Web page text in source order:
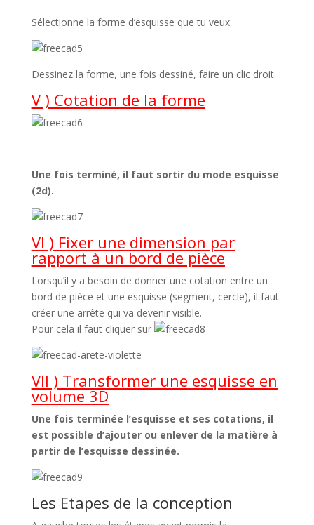
Sélectionne la forme d’esquisse que tu veux
Dessinez la forme, une fois dessiné, faire un clic droit.
V ) Cotation de la forme
Une fois terminé, il faut sortir du mode esquisse
(2d).
VI ) Fixer une dimension par
rapport à un bord de pièce
Lorsqu’il y a besoin de donner une cotation entre un
bord de pièce et une esquisse (segment, cercle), il faut
créer une arrête qui va devenir visible.
Pour cela il faut cliquer sur
VII ) Transformer une esquisse en
volume 3D
Une fois terminée l’esquisse et ses cotations, il
est possible d’ajouter ou enlever de la matière à
partir de l’esquisse dessinée.
Les Etapes de la conception